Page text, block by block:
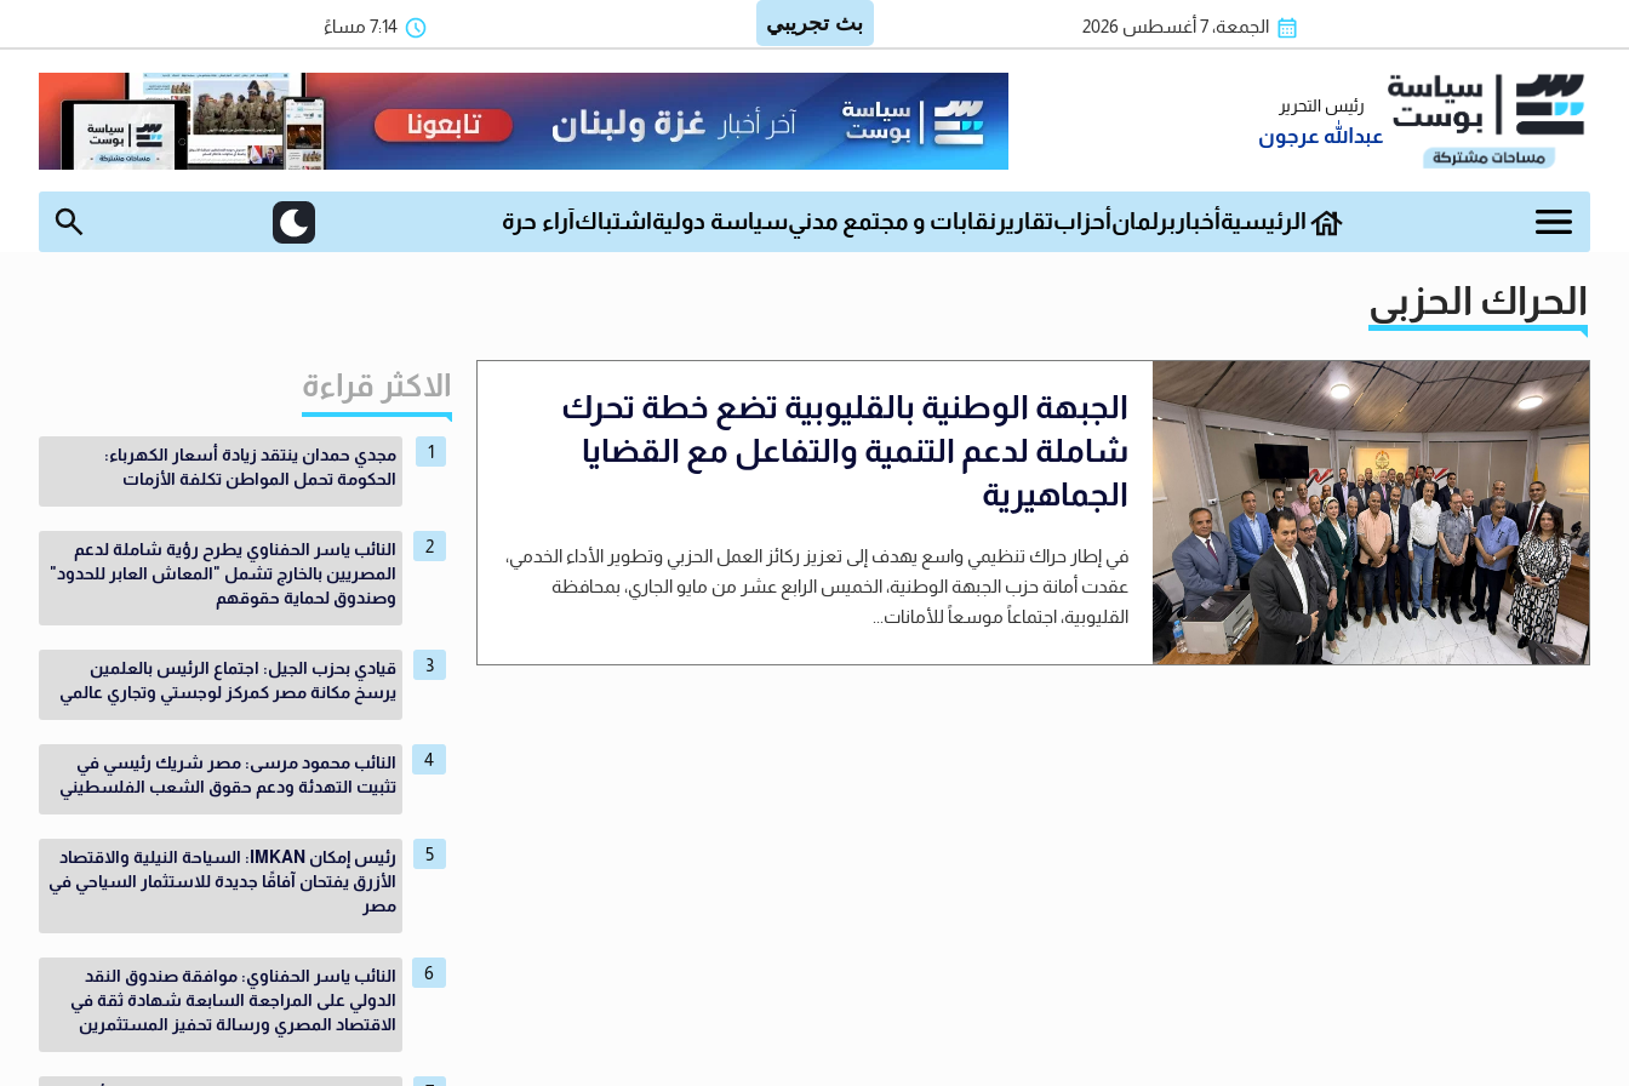
الجمعة، 7 أغسطس 2026 7:14 مساءً
رئيس التحرير
عبدالله عرجون
الرئيسية أخبار برلمان أحزابتقارير نقابات و مجتمع مدنيسياسة دولية اشتباك آراء حرة
الحراك الحزبي
الجبهة الوطنية بالقليوبية تضع خطة تحرك
شاملة لدعم التنمية والتفاعل مع القضايا
الجماهيرية
في إطار حراك تنظيمي واسع يهدف إلى تعزيز ركائز العمل الحزبي وتطوير الأداء الخدمي،
عقدت أمانة حزب الجبهة الوطنية، الخميس الرابع عشر من مايو الجاري، بمحافظة
القليوبية، اجتماعاً موسعاً للأمانات...
الاكثر قراءة
مجدي حمدان ينتقد زيادة أسعار الكهرباء:
الحكومة تحمل المواطن تكلفة الأزمات
النائب ياسر الحفناوي يطرح رؤية شاملة لدعم
المصريين بالخارج تشمل "المعاش العابر للحدود"
وصندوق لحماية حقوقهم
قيادي بحزب الجيل: اجتماع الرئيس بالعلمين
يرسخ مكانة مصر كمركز لوجستي وتجاري عالمي
النائب محمود مرسى: مصر شريك رئيسي في
تثبيت التهدئة ودعم حقوق الشعب الفلسطيني
رئيس إمكان IMKAN: السياحة النيلية والاقتصاد
الأزرق يفتحان آفاقًا جديدة للاستثمار السياحي في
مصر
النائب ياسر الحفناوي: موافقة صندوق النقد
الدولي على المراجعة السابعة شهادة ثقة في
الاقتصاد المصري ورسالة تحفيز المستثمرين